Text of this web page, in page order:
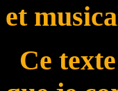
et
Ce